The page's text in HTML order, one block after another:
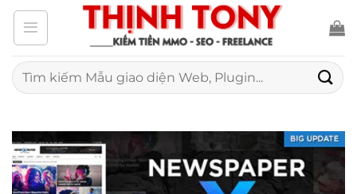
Bỏ
qua
nội
dung
Tìm
kiếm: